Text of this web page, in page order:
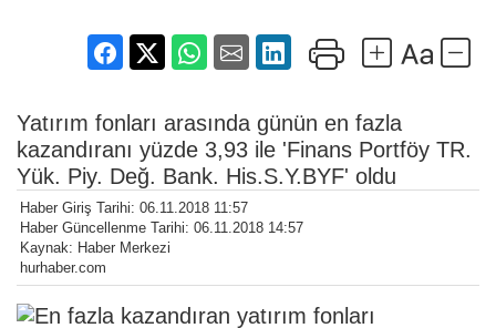
Yatırım fonları arasında günün en fazla
kazandıranı yüzde 3,93 ile 'Finans Portföy TR.
Yük. Piy. Değ. Bank. His.S.Y.BYF' oldu
Haber Giriş Tarihi: 06.11.2018 11:57
Haber Güncellenme Tarihi: 06.11.2018 14:57
Kaynak: Haber Merkezi
hurhaber.com